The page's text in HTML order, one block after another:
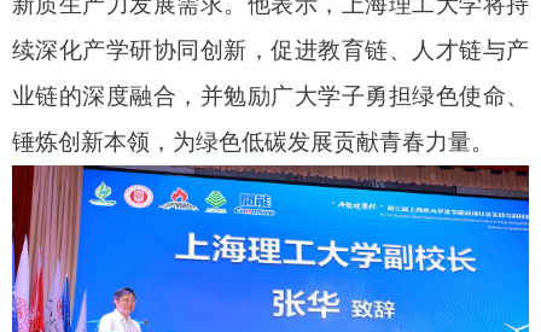
续深化产学研协同创新，促进教育链、人才链与产
业链的深度融合，并勉励广大学子勇担绿色使命、
锤炼创新本领，为绿色低碳发展贡献青春力量。